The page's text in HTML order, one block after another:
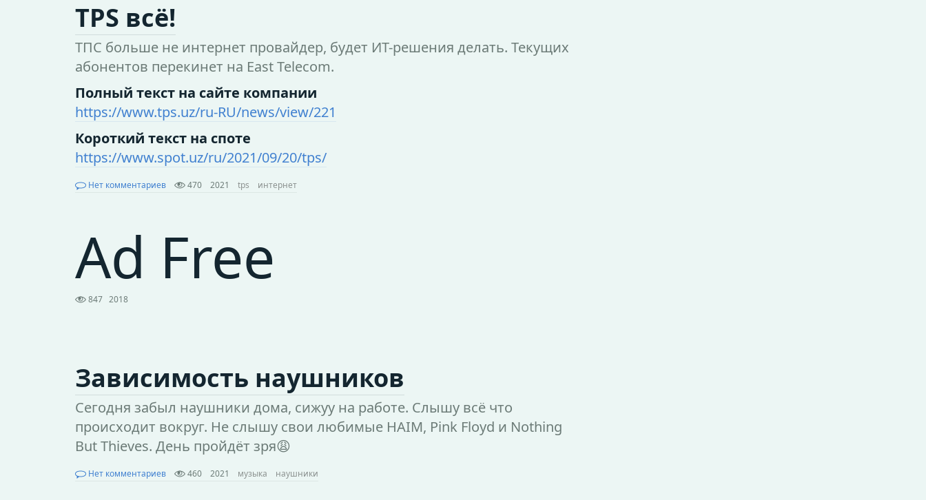
TPS всё!
ТПС больше не интернет провайдер, будет ИТ-решения делать. Текущих
абонентов перекинет на East Telecom.
Полный текст на сайте компании
https://www.tps.uz/ru-RU/news/view/221
Короткий текст на споте
https://www.spot.uz/ru/2021/09/20/tps/
Нет комментариев 470 2021 tps интернет
Ad Free
847 2018
Зависимость наушников
Сегодня забыл наушники дома, сижуу на работе. Слышу всё что
происходит вокруг. Не слышу свои любимые HAIM, Pink Floyd и Nothing
But Thieves. День пройдёт зря😩
Нет комментариев 460 2021 музыка наушники